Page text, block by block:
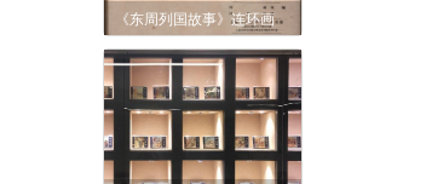
《东周列国故事》连环画